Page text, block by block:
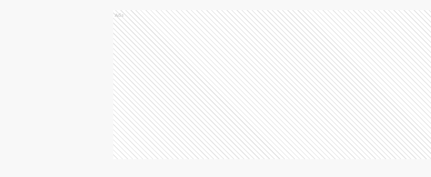
Ads